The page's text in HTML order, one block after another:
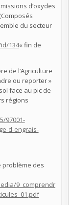
d’oxydes
du secteur
134« fin de
de l’Agriculture
ou reporter »
face au pic de
régions
97001-
d-engrais-
problème des
9_comprendr